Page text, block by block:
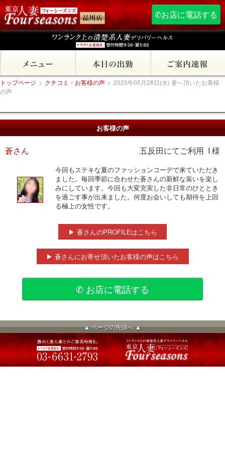
✆お店に電話する
トップページ > クチコミ・お客様の声 > 2025年05月28日(水) 蒼へ頂いたお客様
の声
お客様の声
蒼さん 五反田にてご利用 I 様
今回もステキな夏のファッションコーデで来ていただき
ました。毎回季節に合わせた蒼さんの新鮮な装いを楽し
みにしています。今回も大変充実した非日常のひととき
を過ごす事が出来ました。何度お会いしても期待を上回
る極上の女性です。
▶ 蒼さんのPROFILEはこちら
▶ 蒼さんにお寄せ頂いたお客様の声はこちら
✆ お店に電話する
▲ ページの先頭へ ▲